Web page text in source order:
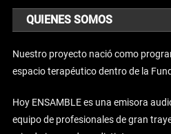
QUIENES SOMOS
Nuestro proyecto nació como
espacio terapéutico dentro de la
Hoy ENSAMBLE es una emisora
equipo de profesionales de gran